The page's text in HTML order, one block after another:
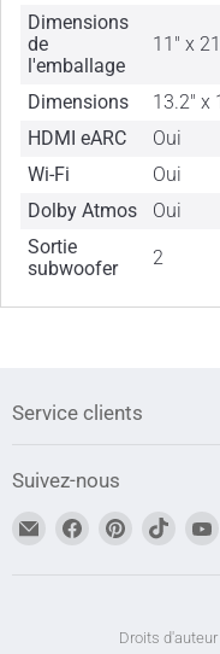
Dimensions
de
l'emballage
11" x
Dimensions
13.2" x
HDMI eARC
Oui
Wi-Fi
Oui
Dolby Atmos
Oui
Sortie
subwoofer
2
Service clients
Suivez-nous
Trouvez-Trouvez-Trouvez-
Droits